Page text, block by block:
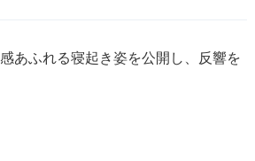
あふれる寝起き姿を公開し、反響を